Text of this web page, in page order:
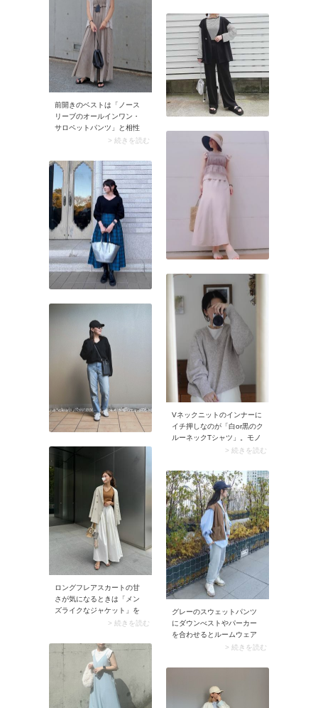
前開きのベストは「ノース
リーブのオールインワン・
サロペットパンツ」と相性
バツグン。カーディガンや
断然涼しい上に、スタイリ
ッシュな雰囲気に決まりま
す。またはロングワンピー
スに羽織っても似合います
よ。
> 続きを読む
Vネックニットのインナーに
イチ押しなのが「白or黒のク
ルーネックTシャツ」。モノ
トーンカラーのシンプルなT
せずに、開いた胸元をさり
げなくカバーしてくれま
す。このときTシャツとボト
ムを同色で揃えるのがおす
すめ。色を統一することで
コーデがまとまり、チラ見
えTシャツがおしゃれに決ま
りますよ。
> 続きを読む
ロングフレアスカートの甘
さが気になるときは「メン
ズライクなジャケット」を
着てみて。下に着る服はぴ
OK。ジャケットを羽織るだ
けで大人っぽさが高まり、
ハンサムなルックスに。そ
の際ジャケット・スカー
ト・インナーを2色以内に抑
えるのがコツ。統一感が生
> 続きを読む
グレーのスウェットパンツ
にダウンべストやパーカー
を合わせるとルームウェア
っぽさが気になることも。
いときに役立つのが「襟付
っぷりなシャツはコーデの
引き締め効果が絶大。イン
> 続きを読む